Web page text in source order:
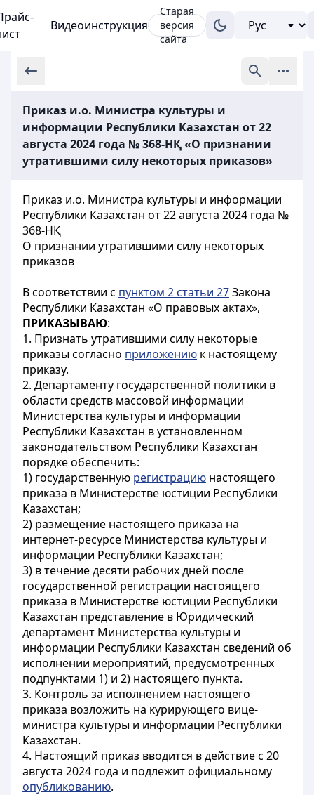
Видеоинструкция
Старая
версия
сайта
Приказ и.о. Министра культуры и
информации Республики Казахстан от 22
августа 2024 года № 368-НҚ «О признании
утратившими силу некоторых приказов»
Приказ и.о. Министра культуры и информации
Республики Казахстан от 22 августа 2024 года №
368-НҚ
О признании утратившими силу некоторых
приказов
В соответствии с пунктом 2 статьи 27Закона
Республики Казахстан «О правовых актах»,
ПРИКАЗЫВАЮ:
1. Признать утратившими силу некоторые
приказы согласно приложению к настоящему
приказу.
2. Департаменту государственной политики в
области средств массовой информации
Министерства культуры и информации
Республики Казахстан в установленном
законодательством Республики Казахстан
порядке обеспечить:
1) государственную регистрацию настоящего
приказа в Министерстве юстиции Республики
Казахстан;
2) размещение настоящего приказа на
интернет-ресурсе Министерства культуры и
информации Республики Казахстан;
3) в течение десяти рабочих дней после
государственной регистрации настоящего
приказа в Министерстве юстиции Республики
Казахстан представление в Юридический
департамент Министерства культуры и
информации Республики Казахстан сведений об
исполнении мероприятий, предусмотренных
подпунктами 1) и 2) настоящего пункта.
3. Контроль за исполнением настоящего
приказа возложить на курирующего вице-
министра культуры и информации Республики
Казахстан.
4. Настоящий приказ вводится в действие с 20
августа 2024 года и подлежит официальному
опубликованию.